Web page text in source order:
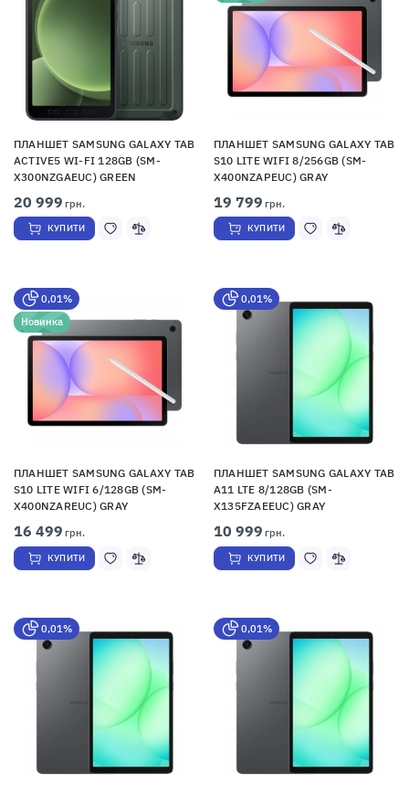
ПЛАНШЕТ SAMSUNG GALAXY TAB
ACTIVE5 WI-FI 128GB (SM-
X300NZGAEUC) GREEN
20 999 грн.
КУПИТИ
ПЛАНШЕТ SAMSUNG GALAXY TAB
S10 LITE WIFI 8/256GB (SM-
X400NZAPEUC) GRAY
19 799 грн.
КУПИТИ
0,01%
Новинка
ПЛАНШЕТ SAMSUNG GALAXY TAB
S10 LITE WIFI 6/128GB (SM-
X400NZAREUC) GRAY
16 499 грн.
КУПИТИ
0,01%
ПЛАНШЕТ SAMSUNG GALAXY TAB
A11 LTE 8/128GB (SM-
X135FZAEEUC) GRAY
10 999 грн.
КУПИТИ
0,01% 0,01%